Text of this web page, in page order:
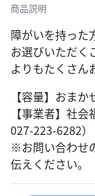
商品説明
障がいを持った
お選びいただく
よりもたくさん
【容量】おまか
【事業者】社
027-223-6282）
※お問い合わせ
伝えください。